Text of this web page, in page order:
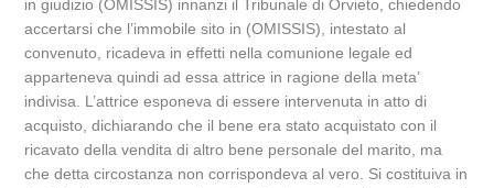
in giudizio (OMISSIS) innanzi il Tribunale di Orvieto, chiedendo
accertarsi che l’immobile sito in (OMISSIS), intestato al
convenuto, ricadeva in effetti nella comunione legale ed
apparteneva quindi ad essa attrice in ragione della meta’
indivisa. L’attrice esponeva di essere intervenuta in atto di
acquisto, dichiarando che il bene era stato acquistato con il
ricavato della vendita di altro bene personale del marito, ma
che detta circostanza non corrispondeva al vero. Si costituiva in